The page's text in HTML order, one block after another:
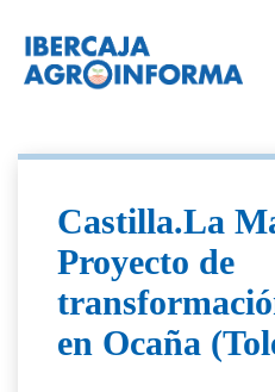
Castilla.La
Proyecto de
en Ocaña